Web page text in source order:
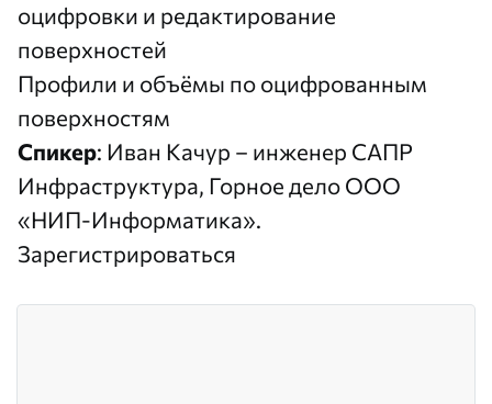
оцифровки и редактирование
поверхностей
Профили и объёмы по оцифрованным
поверхностям
Спикер: Иван Качур – инженер САПР
Инфраструктура, Горное дело ООО
«НИП-Информатика».
Зарегистрироваться